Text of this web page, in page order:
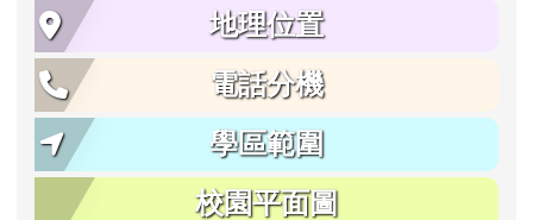
地理位置
電話分機
學區範圍
校園平面圖